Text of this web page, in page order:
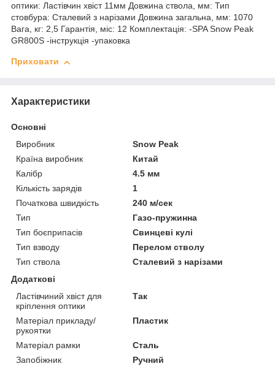
оптики: Ластівчин хвіст 11мм Довжина ствола, мм: Тип
стовбура: Сталевий з нарізами Довжина загальна, мм: 1070
Вага, кг: 2,5 Гарантія, міс: 12 Комплектація: -SPA Snow Peak
GR800S -інструкція -упаковка
Приховати
Характеристики
Основні
Виробник
Snow Peak
Країна виробник
Китай
Калібр
4.5 мм
Кількість зарядів
1
Початкова швидкість
240 м/сек
Тип
Газо-пружинна
Тип боєприпасів
Свинцеві кулі
Тип взводу
Перелом стволу
Тип ствола
Сталевий з нарізами
Додаткові
Ластівчиний хвіст для
кріплення оптики
Так
Матеріал прикладу/
рукоятки
Пластик
Матеріал рамки
Сталь
Запобіжник
Ручний